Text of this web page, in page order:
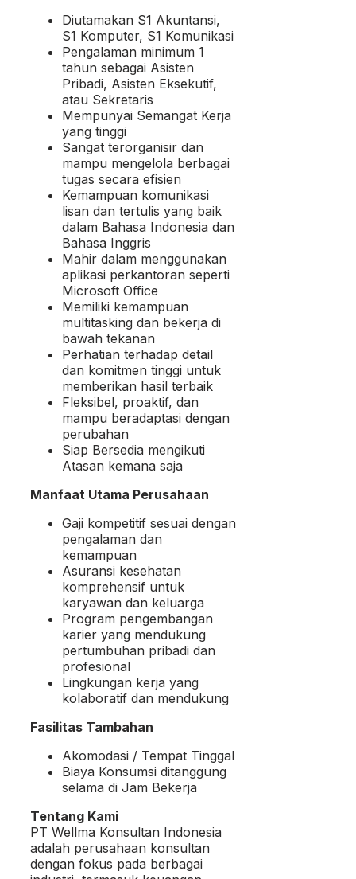
Diutamakan S1 Akuntansi,
S1 Komputer, S1 Komunikasi
Pengalaman minimum 1
tahun sebagai Asisten
Pribadi, Asisten Eksekutif,
atau Sekretaris
Mempunyai Semangat Kerja
yang tinggi
Sangat terorganisir dan
mampu mengelola berbagai
tugas secara efisien
Kemampuan komunikasi
lisan dan tertulis yang baik
dalam Bahasa Indonesia dan
Bahasa Inggris
Mahir dalam menggunakan
aplikasi perkantoran seperti
Microsoft Office
Memiliki kemampuan
multitasking dan bekerja di
bawah tekanan
Perhatian terhadap detail
dan komitmen tinggi untuk
memberikan hasil terbaik
Fleksibel, proaktif, dan
mampu beradaptasi dengan
perubahan
Siap Bersedia mengikuti
Atasan kemana saja
Manfaat Utama Perusahaan
Gaji kompetitif sesuai dengan
pengalaman dan
kemampuan
Asuransi kesehatan
komprehensif untuk
karyawan dan keluarga
Program pengembangan
karier yang mendukung
pertumbuhan pribadi dan
profesional
Lingkungan kerja yang
kolaboratif dan mendukung
Fasilitas Tambahan
Akomodasi / Tempat Tinggal
Biaya Konsumsi ditanggung
selama di Jam Bekerja
Tentang Kami
PT Wellma Konsultan Indonesia
adalah perusahaan konsultan
dengan fokus pada berbagai